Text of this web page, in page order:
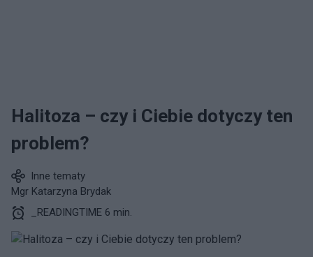
Halitoza – czy i Ciebie dotyczy ten
problem?
Inne tematy
Mgr Katarzyna Brydak
_READINGTIME 6 min.